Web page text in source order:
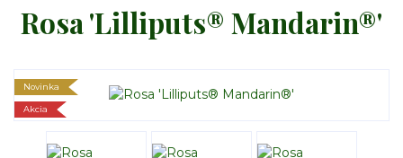
Rosa 'Lilliputs® Mandarin®'
Novinka
Akcia